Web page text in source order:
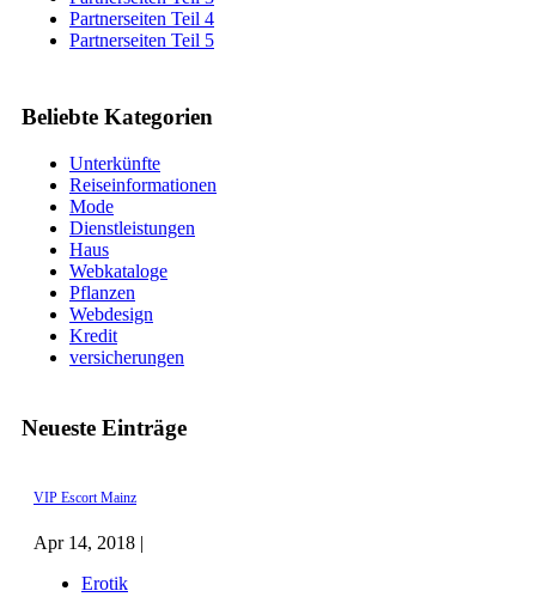
Beliebte Kategorien
Unterkünfte
Reiseinformationen
Mode
Dienstleistungen
Haus
Webkataloge
Pflanzen
Webdesign
Kredit
versicherungen
Neueste Einträge
VIP Escort Mainz
Apr 14, 2018 |
Erotik
Partnerseiten Teil 4
Partnerseiten Teil 5